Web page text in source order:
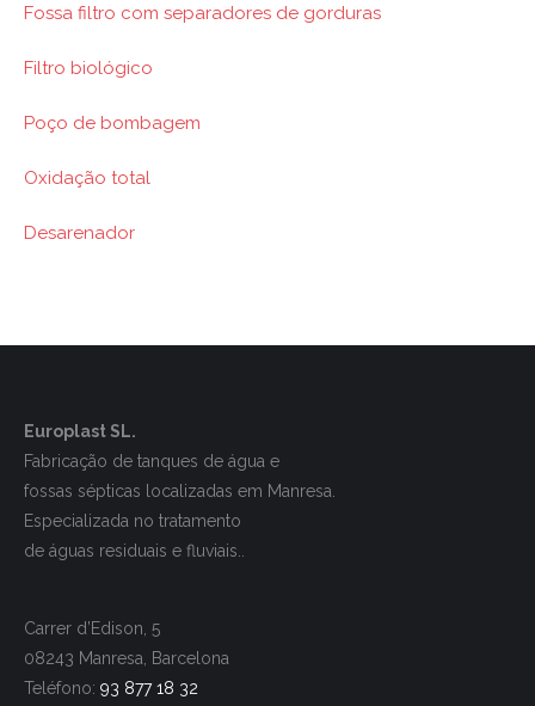
Fossa filtro com separadores de gorduras
Filtro biológico
Poço de bombagem
Oxidação total
Desarenador
Europlast SL.
Fabricação de tanques de água e
fossas sépticas localizadas em Manresa.
Especializada no tratamento
de águas residuais e fluviais..
Carrer d’Edison, 5
08243 Manresa, Barcelona
Teléfono: 93 877 18 32